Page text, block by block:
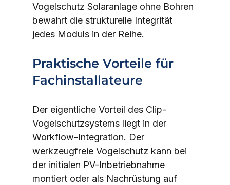
Vogelschutz Solaranlage ohne Bohren
bewahrt die strukturelle Integrität
jedes Moduls in der Reihe.
Praktische Vorteile für
Fachinstallateure
Der eigentliche Vorteil des Clip-
Vogelschutzsystems liegt in der
Workflow-Integration. Der
werkzeugfreie Vogelschutz kann bei
der initialen PV-Inbetriebnahme
montiert oder als Nachrüstung auf